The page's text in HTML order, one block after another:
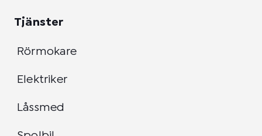
Tjänster
Rörmokare
Elektriker
Låssmed